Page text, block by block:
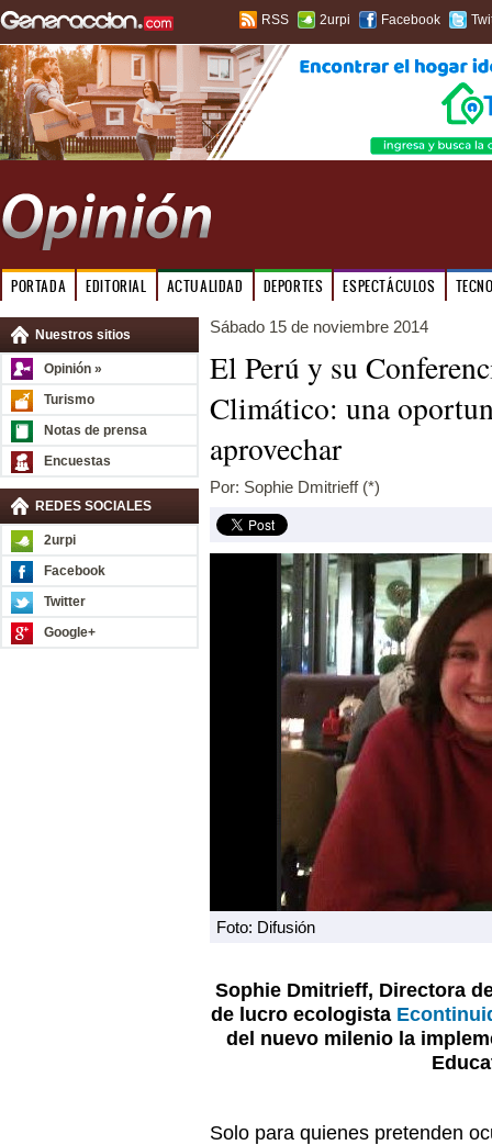
RSS 2urpi Facebook
PORTADA EDITORIAL ACTUALIDAD DEPORTES ESPECTÁCULOS
Nuestros sitios
Opinión »
Turismo
Notas de prensa
Encuestas
REDES SOCIALES
2urpi
Facebook
Twitter
Google+
Sábado 15 de noviembre 2014
El Perú y su
Climático: una
aprovechar
Por: Sophie Dmitrieff (*)
Foto: Difusión
Sophie Dmitrieff, Directora
de lucro ecologista
del nuevo milenio la
Solo para quienes pretenden